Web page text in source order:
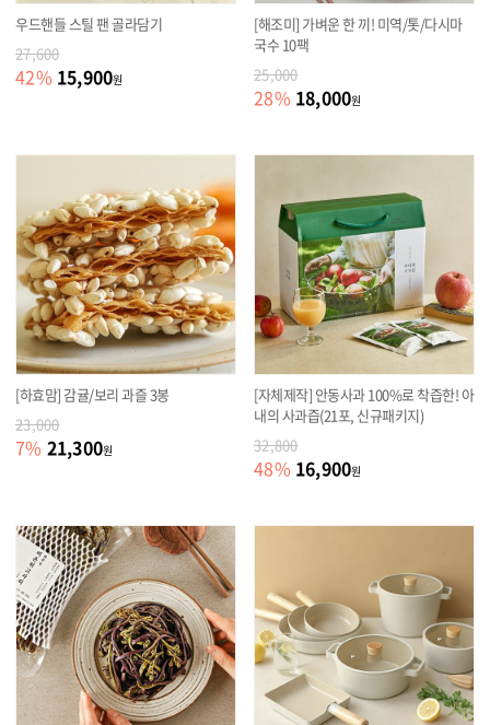
우드핸들 스틸 팬 골라담기
27,600
42% 15,900원
[해조미] 가벼운 한 끼! 미역/톳/다시마
국수 10팩
25,000
28% 18,000원
[하효맘] 감귤/보리 과즐 3봉
23,000
7% 21,300원
[자체제작] 안동사과 100%로 착즙한! 아
내의 사과즙(21포, 신규패키지)
32,800
48% 16,900원